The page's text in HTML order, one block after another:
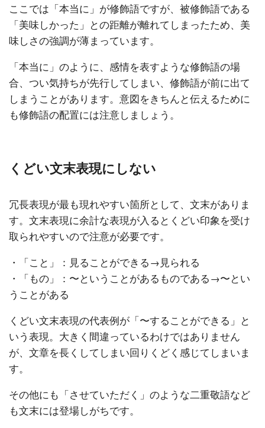
ここでは「本当に」が修飾語ですが、被修飾語である
「美味しかった」との距離が離れてしまったため、美
味しさの強調が薄まっています。
「本当に」のように、感情を表すような修飾語の場
合、つい気持ちが先行してしまい、修飾語が前に出て
しまうことがあります。意図をきちんと伝えるために
も修飾語の配置には注意しましょう。
くどい文末表現にしない
冗長表現が最も現れやすい箇所として、文末がありま
す。文末表現に余計な表現が入るとくどい印象を受け
取られやすいので注意が必要です。
・「こと」：見ることができる→見られる
・「もの」：〜ということがあるものである→〜とい
うことがある
くどい文末表現の代表例が「〜することができる」と
いう表現。大きく間違っているわけではありません
が、文章を長くしてしまい回りくどく感じてしまいま
す。
その他にも「させていただく」のような二重敬語など
も文末には登場しがちです。